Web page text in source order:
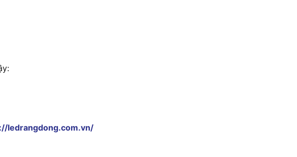
ledrangdong.com.vn/